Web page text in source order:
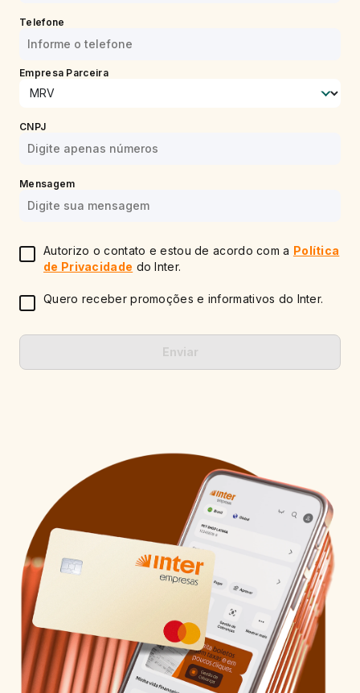
Telefone
Empresa Parceira
CNPJ
Mensagem
Autorizo o contato e estou de acordo com a Política
de Privacidade do Inter.
Quero receber promoções e informativos do Inter.
Enviar